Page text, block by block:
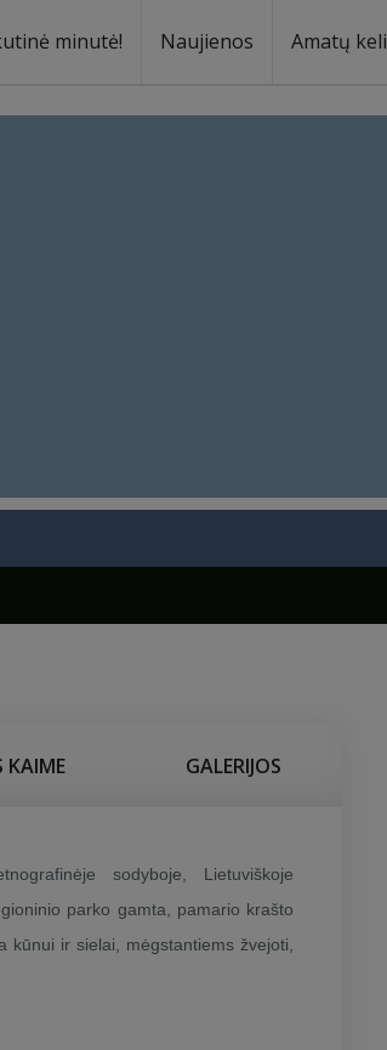
minutė! Naujienos Amatų
KAIME GALERIJOS
sodyboje, Lietuviškoje
parko gamta, pamario krašto
ir sielai, mėgstantiems žvejoti,